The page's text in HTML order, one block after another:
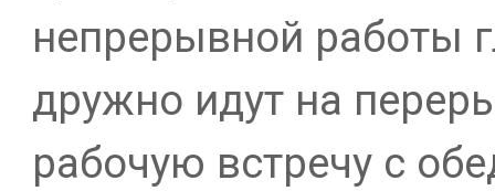
непрерывной работы
дружно идут на
рабочую встречу с